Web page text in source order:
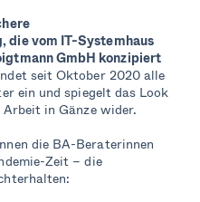
die vom IT-Systemhaus
GmbH konzipiert
seit Oktober 2020 alle
ein und spiegelt das Look
in Gänze wider.
die BA-Beraterinnen
Zeit – die